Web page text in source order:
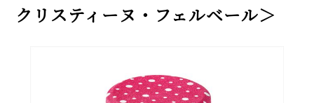
クリスティーヌ・フェルベール＞